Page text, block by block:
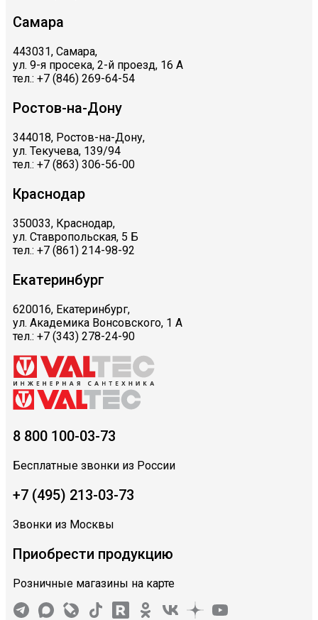
Самара
443031, Самара,
ул. 9-я просека, 2-й проезд, 16 А
тел.: +7 (846) 269-64-54
Ростов-на-Дону
344018, Ростов-на-Дону,
ул. Текучева, 139/94
тел.: +7 (863) 306-56-00
Краснодар
350033, Краснодар,
ул. Ставропольская, 5 Б
тел.: +7 (861) 214-98-92
Екатеринбург
620016, Екатеринбург,
ул. Академика Вонсовского, 1 А
тел.: +7 (343) 278-24-90
8 800 100-03-73
Бесплатные звонки из России
+7 (495) 213-03-73
Звонки из Москвы
Приобрести продукцию
Розничные магазины на карте